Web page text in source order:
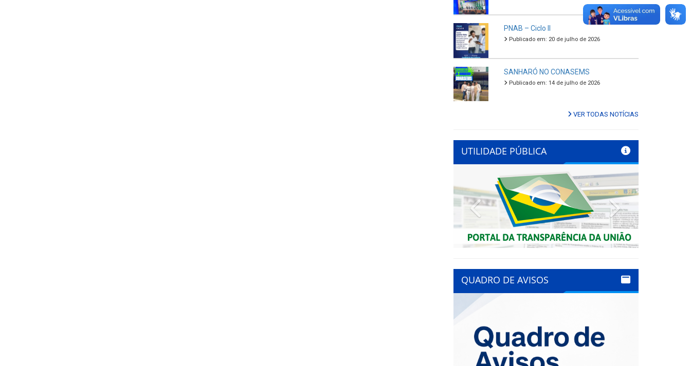
PNAB – Ciclo II
Publicado em: 20 de julho de 2026
SANHARÓ NO CONASEMS
Publicado em: 14 de julho de 2026
VER TODAS NOTÍCIAS
UTILIDADE PÚBLICA
Previous Next
QUADRO DE AVISOS